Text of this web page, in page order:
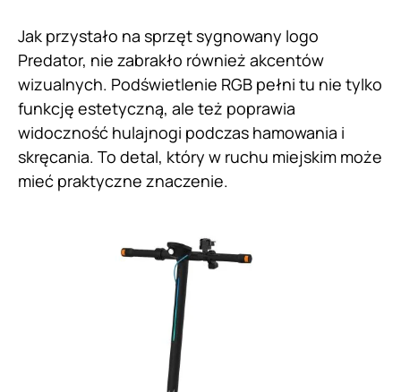
Jak przystało na sprzęt sygnowany logo
Predator, nie zabrakło również akcentów
wizualnych. Podświetlenie RGB pełni tu nie tylko
funkcję estetyczną, ale też poprawia
widoczność hulajnogi podczas hamowania i
skręcania. To detal, który w ruchu miejskim może
mieć praktyczne znaczenie.